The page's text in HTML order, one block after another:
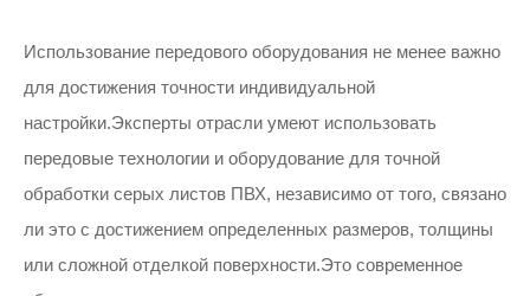
Использование передового оборудования не менее важно
для достижения точности индивидуальной
настройки.Эксперты отрасли умеют использовать
передовые технологии и оборудование для точной
обработки серых листов ПВХ, независимо от того, связано
ли это с достижением определенных размеров, толщины
или сложной отделкой поверхности.Это современное